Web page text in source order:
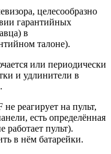
целесообразно
гарантийных
в
талоне).
или периодически
и удлинители в
реагирует на пульт,
есть определённая
работает пульт).
в нём батарейки.